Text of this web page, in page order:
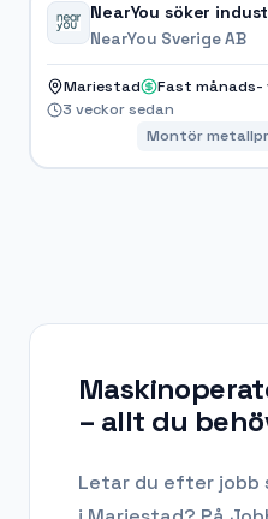
NearYou söker
NearYou Sverige AB
Mariestad
Fast månads-
3 veckor sedan
Montör
– allt du
Letar du efter jobb